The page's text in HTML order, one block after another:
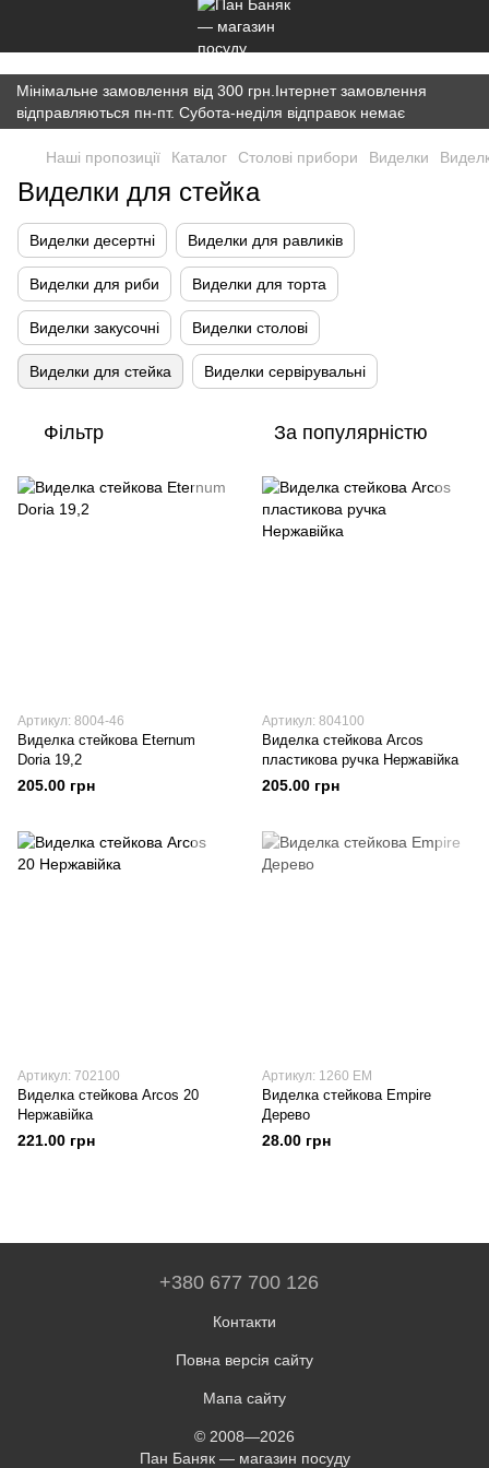
})(window,document,'script','dataLayer','GTM-K7JWBM2W');
Мінімальне замовлення від 300 грн.Інтернет замовлення
відправляються пн-пт. Субота-неділя відправок немає
Наші пропозиції Каталог Столові прибори Виделки
Виделки для стейка
Виделки десертні Виделки для равликів
Виделки для риби Виделки для торта
Виделки закусочні Виделки столові
Виделки для стейка Виделки сервірувальні
Фільтр За популярністю
Артикул: 8004-46
Виделка стейкова Eternum
Doria 19,2
205.00 грн
Артикул: 804100
Виделка стейкова Arcos
пластикова ручка Нержавійка
205.00 грн
Артикул: 702100
Виделка стейкова Arcos 20
Нержавійка
221.00 грн
Артикул: 1260 EM
Виделка стейкова Empire
Дерево
28.00 грн
+380 677 700 126
Контакти
Повна версія сайту
Мапа сайту
© 2008—2026
Пан Баняк — магазин посуду